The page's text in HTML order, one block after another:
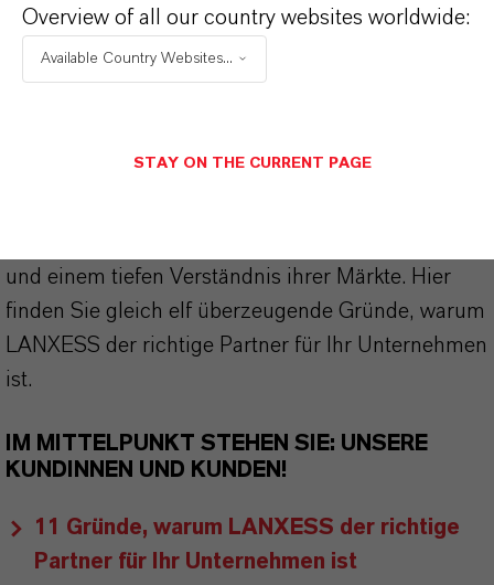
Als führendes Spezialchemieunternehmen bieten
wir weit mehr als nur hochwertige Produkte: Wir
unseres Handelns stehen jedoch Sie: unsere
und einem tiefen Verständnis ihrer Märkte. Hier
finden Sie gleich elf überzeugende Gründe, warum
LANXESS der richtige Partner für Ihr Unternehmen
ist.
IM MITTELPUNKT STEHEN SIE: UNSERE
KUNDINNEN UND KUNDEN!
11 Gründe, warum LANXESS der richtige
Partner für Ihr Unternehmen ist
Overview of all our country websites worldwide:
Available Country Websites...
STAY ON THE CURRENT PAGE